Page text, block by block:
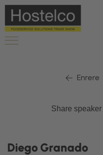
Enrere
Share speaker
Diego Granado